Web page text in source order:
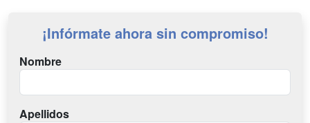
¡Infórmate ahora sin compromiso!
Nombre
Apellidos